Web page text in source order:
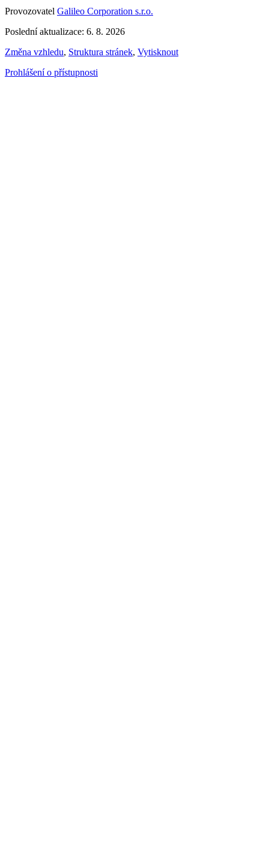
Provozovatel Galileo Corporation s.r.o.
Poslední aktualizace: 6. 8. 2026
Změna vzhledu, Struktura stránek, Vytisknout
Prohlášení o přístupnosti